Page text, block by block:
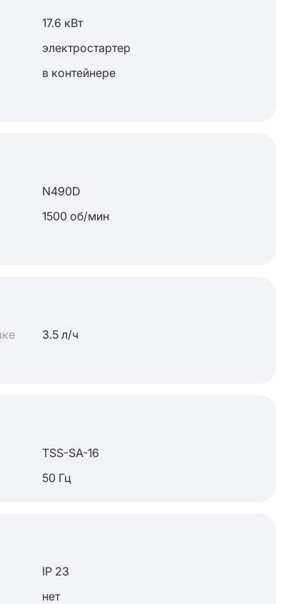
17.6 кВт
электростартер
в контейнере
N490D
1500 об/мин
3.5 л/ч
TSS-SA-16
50 Гц
IP 23
нет